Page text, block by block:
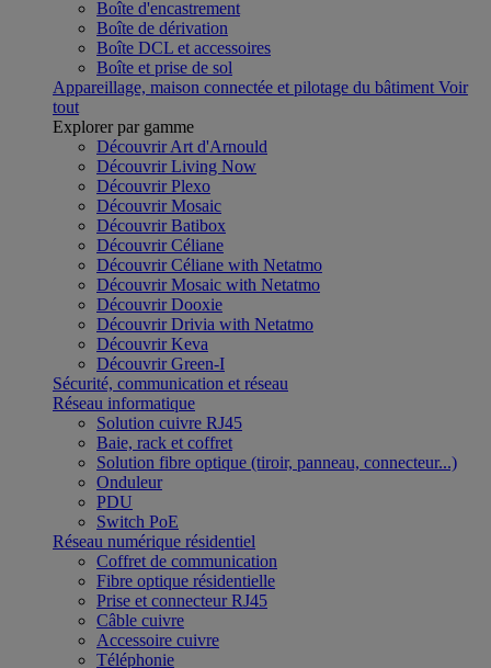
Boîte d'encastrement
Boîte de dérivation
Boîte DCL et accessoires
Boîte et prise de sol
Appareillage, maison connectée et pilotage du bâtiment Voir
tout
Explorer par gamme
Découvrir Art d'Arnould
Découvrir Living Now
Découvrir Plexo
Découvrir Mosaic
Découvrir Batibox
Découvrir Céliane
Découvrir Céliane with Netatmo
Découvrir Mosaic with Netatmo
Découvrir Dooxie
Découvrir Drivia with Netatmo
Découvrir Keva
Découvrir Green-I
Sécurité, communication et réseau
Réseau informatique
Solution cuivre RJ45
Baie, rack et coffret
Solution fibre optique (tiroir, panneau, connecteur...)
Onduleur
PDU
Switch PoE
Réseau numérique résidentiel
Coffret de communication
Fibre optique résidentielle
Prise et connecteur RJ45
Câble cuivre
Accessoire cuivre
Téléphonie